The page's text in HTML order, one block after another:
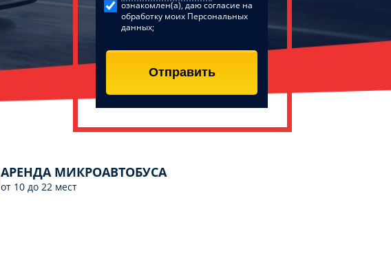
ознакомлен(а), даю согласие на
обработку моих Персональных
данных;
Отправить
АРЕНДА МИКРОАВТОБУСА
от 10 до 22 мест